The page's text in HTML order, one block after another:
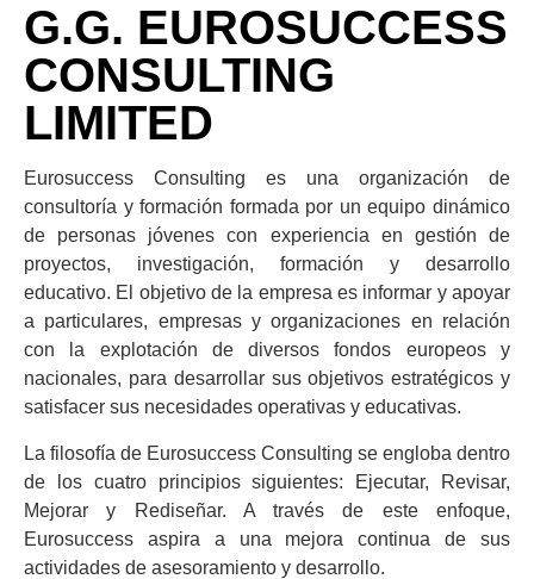
G.G. EUROSUCCESS
CONSULTING
LIMITED
Eurosuccess Consulting es una organización de
consultoría y formación formada por un equipo dinámico
de personas jóvenes con experiencia en gestión de
proyectos, investigación, formación y desarrollo
educativo. El objetivo de la empresa es informar y apoyar
a particulares, empresas y organizaciones en relación
con la explotación de diversos fondos europeos y
nacionales, para desarrollar sus objetivos estratégicos y
satisfacer sus necesidades operativas y educativas.
La filosofía de Eurosuccess Consulting se engloba dentro
de los cuatro principios siguientes: Ejecutar, Revisar,
Mejorar y Rediseñar. A través de este enfoque,
Eurosuccess aspira a una mejora continua de sus
actividades de asesoramiento y desarrollo.